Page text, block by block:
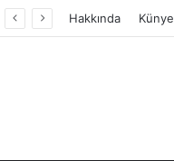
Hakkında Künye